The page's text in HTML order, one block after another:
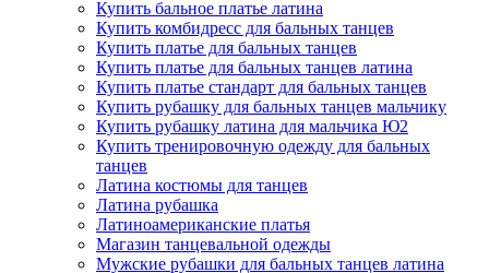
Купить бальное платье латина
Купить комбидресс для бальных танцев
Купить платье для бальных танцев
Купить платье для бальных танцев латина
Купить платье стандарт для бальных танцев
Купить рубашку для бальных танцев мальчику
Купить рубашку латина для мальчика Ю2
Купить тренировочную одежду для бальных
танцев
Латина костюмы для танцев
Латина рубашка
Латиноамериканские платья
Магазин танцевальной одежды
Мужские рубашки для бальных танцев латина